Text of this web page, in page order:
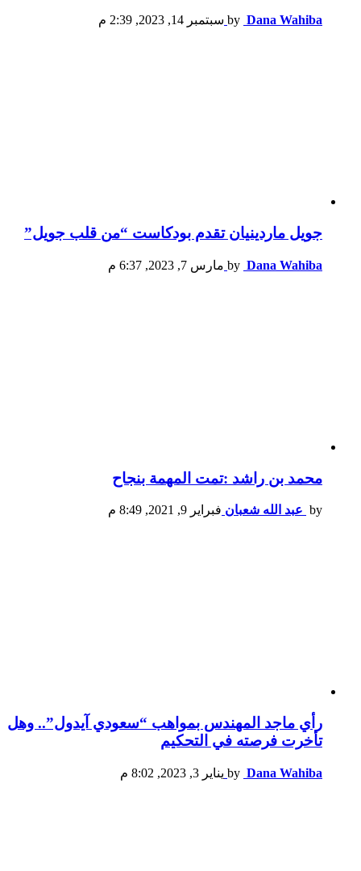
by Dana Wahiba سبتمبر 14, 2023, 2:39 م
جويل ماردينيان تقدم بودكاست “من قلب جويل”
by Dana Wahiba مارس 7, 2023, 6:37 م
محمد بن راشد :تمت المهمة بنجاح
by عبد الله شعبان فبراير 9, 2021, 8:49 م
رأي ماجد المهندس بمواهب “سعودي آيدول”.. وهل
تأخرت فرصته في التحكيم
by Dana Wahiba يناير 3, 2023, 8:02 م